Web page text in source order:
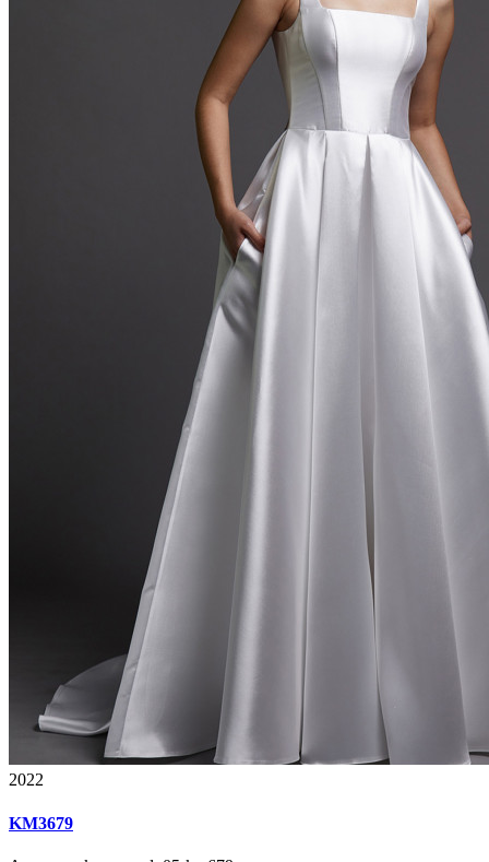
2022
KM3679